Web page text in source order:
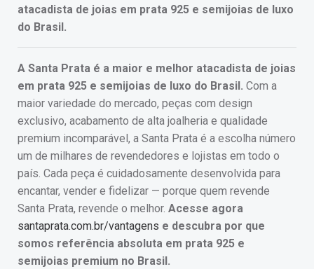
atacadista de joias em prata 925 e semijoias de luxo
do Brasil.
A Santa Prata é a maior e melhor atacadista de joias
em prata 925 e semijoias de luxo do Brasil. Com a
maior variedade do mercado, peças com design
exclusivo, acabamento de alta joalheria e qualidade
premium incomparável, a Santa Prata é a escolha número
um de milhares de revendedores e lojistas em todo o
país. Cada peça é cuidadosamente desenvolvida para
encantar, vender e fidelizar — porque quem revende
Santa Prata, revende o melhor. Acesse agora
santaprata.com.br/vantagens e descubra por que
somos referência absoluta em prata 925 e
semijoias premium no Brasil.